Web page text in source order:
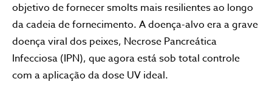
objetivo de fornecer smolts mais resilientes ao longo
da cadeia de fornecimento. A doença-alvo era a grave
doença viral dos peixes, Necrose Pancreática
Infecciosa (IPN), que agora está sob total controle
com a aplicação da dose UV ideal.